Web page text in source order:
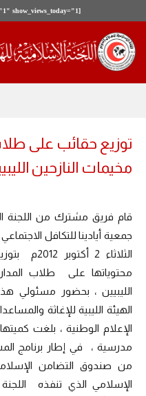
[pvc_stats postid="" increase="1" show_views_today="1"]
إلى
المحتوى
توزيع حقائب على
مخيمات النازحين
قام فريق مشترك من اللجنة
جمعية أيادينا للتكافل
الثلاثاء 2
محتوياتها على طلاب
الليبيين ، بحضور مسئولي
الهيئة الليبية للإغاثة
مدرسية ، في إطار برنامج
من صندوق التضامن
الإسلامي الذي تنفذه اللجنة